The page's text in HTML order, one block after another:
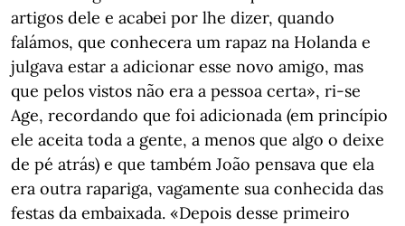
artigos dele e acabei por lhe dizer, quando
falámos, que conhecera um rapaz na Holanda e
julgava estar a adicionar esse novo amigo, mas
que pelos vistos não era a pessoa certa», ri-se
Age, recordando que foi adicionada (em princípio
ele aceita toda a gente, a menos que algo o deixe
de pé atrás) e que também João pensava que ela
era outra rapariga, vagamente sua conhecida das
festas da embaixada. «Depois desse primeiro